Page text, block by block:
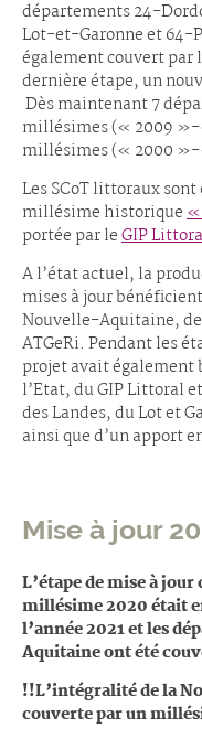
départements 24-
Lot-et-Garonne et 64-
également couvert
dernière étape, un
Dès maintenant 7
millésimes (« 2009
millésimes (« 2000
Les SCoT littoraux
millésime historique«
portée par leGIP
A l’état actuel, la
mises à jour
Nouvelle-Aquitaine, de
ATGeRi. Pendant les
projet avait également
l’Etat, du GIP Littoral
des Landes, du Lot et
ainsi que d’un apport
Mise à jour
L’étape de mise à
millésime 2020 était
l’année 2021 et les
Aquitaine ont été
!!L’intégralité de la
couverte par un